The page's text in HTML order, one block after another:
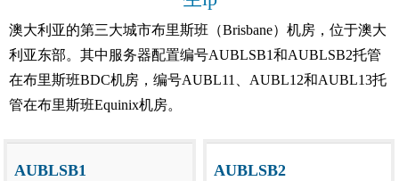
澳大利亚的第三大城市布里斯班（Brisbane）机房，位于澳大
利亚东部。其中服务器配置编号AUBLSB1和AUBLSB2托管
在布里斯班BDC机房，编号AUBL11、AUBL12和AUBL13托
管在布里斯班Equinix机房。
AUBLSB1 AUBLSB2